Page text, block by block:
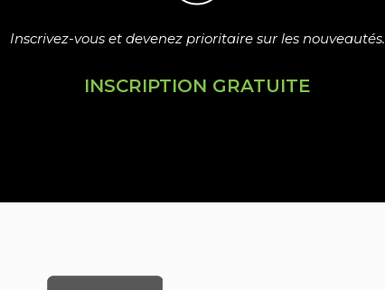
Inscrivez-vous et devenez prioritaire sur les nouveautés.
INSCRIPTION GRATUITE